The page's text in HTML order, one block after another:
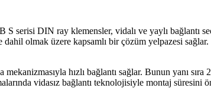
serisi DIN ray klemensler, vidalı ve yaylı bağlantı
olmak üzere kapsamlı bir çözüm yelpazesi sağlar.
hızlı bağlantı sağlar. Bunun yanı
vidasız bağlantı teknolojisiyle montaj süresini